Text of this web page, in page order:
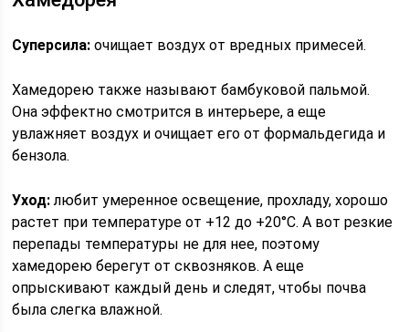
Суперсила: очищает воздух от вредных примесей.
Хамедорею также называют бамбуковой пальмой.
Она эффектно смотрится в интерьере, а еще
увлажняет воздух и очищает его от формальдегида и
бензола.
Уход:любит умеренное освещение, прохладу, хорошо
растет при температуре от +12 до +20°C. А вот резкие
перепады температуры не для нее, поэтому
хамедорею берегут от сквозняков. А еще
опрыскивают каждый день и следят, чтобы почва
была слегка влажной.